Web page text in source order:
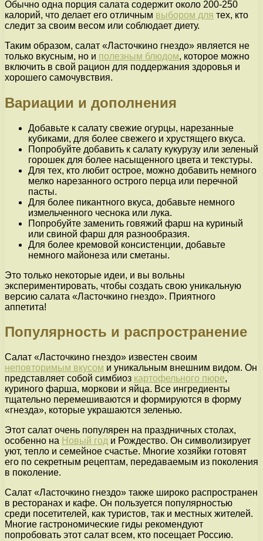
Обычно одна порция салата содержит около 200-250
калорий, что делает его отличным выбором для тех, кто
следит за своим весом или соблюдает диету.
Таким образом, салат «Ласточкино гнездо» является не
только вкусным, но и полезным блюдом, которое можно
включить в свой рацион для поддержания здоровья и
хорошего самочувствия.
Вариации и дополнения
Добавьте к салату свежие огурцы, нарезанные
кубиками, для более свежего и хрустящего вкуса.
Попробуйте добавить к салату кукурузу или зеленый
горошек для более насыщенного цвета и текстуры.
Для тех, кто любит острое, можно добавить немного
мелко нарезанного острого перца или перечной
пасты.
Для более пикантного вкуса, добавьте немного
измельченного чеснока или лука.
Попробуйте заменить говяжий фарш на куриный
или свиной фарш для разнообразия.
Для более кремовой консистенции, добавьте
немного майонеза или сметаны.
Это только некоторые идеи, и вы вольны
экспериментировать, чтобы создать свою уникальную
версию салата «Ласточкино гнездо». Приятного
аппетита!
Популярность и распространение
Салат «Ласточкино гнездо» известен своим
неповторимым вкусом и уникальным внешним видом. Он
представляет собой симбиоз картофельного пюре,
куриного фарша, моркови и яйца. Все ингредиенты
тщательно перемешиваются и формируются в форму
«гнезда», которые украшаются зеленью.
Этот салат очень популярен на праздничных столах,
особенно на Новый год и Рождество. Он символизирует
уют, тепло и семейное счастье. Многие хозяйки готовят
его по секретным рецептам, передаваемым из поколения
в поколение.
Салат «Ласточкино гнездо» также широко распространен
в ресторанах и кафе. Он пользуется популярностью
среди посетителей, как туристов, так и местных жителей.
Многие гастрономические гиды рекомендуют
попробовать этот салат всем, кто посещает Россию.